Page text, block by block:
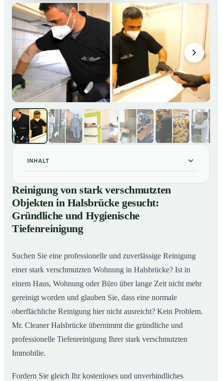
INHALT
01Reinigung von stark verschmutzten Objekten in
Halsbrücke gesucht: Gründliche und Hygienische
Tiefenreinigung
02So reinigen unsere Profis stark verschmutzte
Wohnungen in Halsbrücke
Reinigung von stark verschmutzten
Objekten in Halsbrücke gesucht:
Gründliche und Hygienische
Tiefenreinigung
Suchen Sie eine professionelle und zuverlässige Reinigung
einer stark verschmutzten Wohnung in Halsbrücke? Ist in
einem Haus, Wohnung oder Büro über lange Zeit nicht mehr
gereinigt worden und glauben Sie, dass eine normale
oberflächliche Reinigung hier nicht ausreicht? Kein Problem.
Mr. Cleaner Halsbrücke übernimmt die gründliche und
professionelle Tiefenreinigung Ihrer stark verschmutzten
Immobilie.
Fordern Sie gleich Ihr kostenloses und unverbindliches